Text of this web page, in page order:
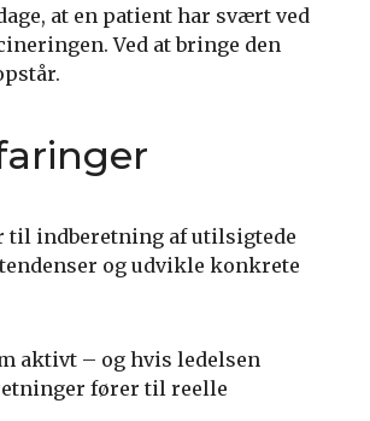
at en patient har svært ved
Ved at bringe den
til indberetning af utilsigtede
og udvikle konkrete
aktivt – og hvis ledelsen
fører til reelle